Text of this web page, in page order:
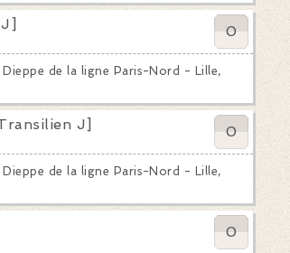
0
de la ligne Paris-Nord - Lille,
J] 0
de la ligne Paris-Nord - Lille,
0